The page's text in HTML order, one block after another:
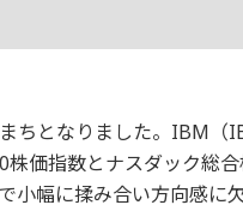
ちとなりました。IBM（
株価指数とナスダック総
小幅に揉み合い方向感に